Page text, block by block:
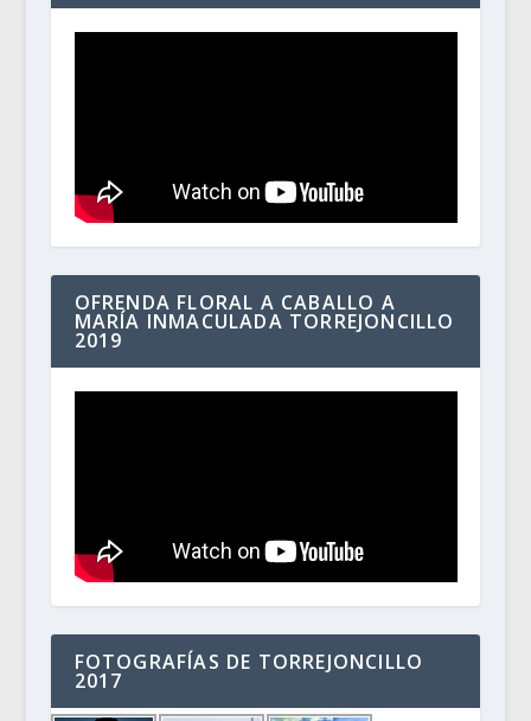
OFRENDA FLORAL A CABALLO A
MARÍA INMACULADA TORREJONCILLO
2019
FOTOGRAFÍAS DE TORREJONCILLO
2017